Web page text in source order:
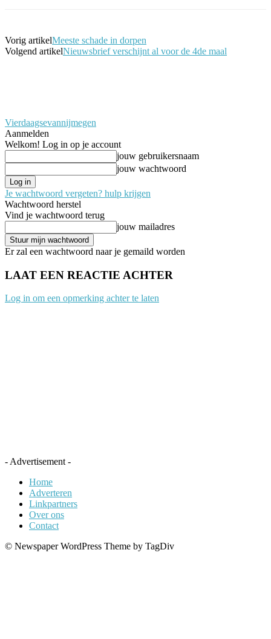
Vorig artikelMeeste schade in dorpen
Volgend artikelNieuwsbrief verschijnt al voor de 4de maal
Vierdaagsevannijmegen
Aanmelden
Welkom! Log in op je account
jouw gebruikersnaam
jouw wachtwoord
Je wachtwoord vergeten? hulp krijgen
Wachtwoord herstel
Vind je wachtwoord terug
jouw mailadres
Er zal een wachtwoord naar je gemaild worden
LAAT EEN REACTIE ACHTER
Log in om een opmerking achter te laten
- Advertisement -
Home
Adverteren
Linkpartners
Over ons
Contact
© Newspaper WordPress Theme by TagDiv